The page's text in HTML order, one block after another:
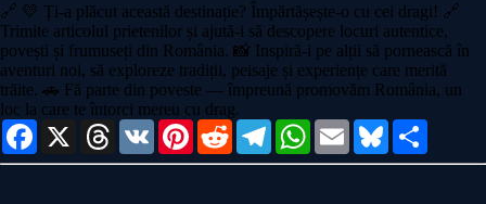
🔗 💛 Ți-a plăcut această destinație? Împărtășește-o cu cei dragi! 🔗
Trimite articolul prietenilor și ajută-i să descopere locuri autentice,
povești și frumuseți din România. 📸 Inspiră-i pe alții să pornească în
aventuri noi, să exploreze tradiții, peisaje și experiențe care merită
trăite. 🚗 Fă parte din poveste — împreună promovăm România, un
loc la care te întorci mereu cu drag.
Facebook
X ThreadsVK PinterestRedditTelegramWhatsApp
Email Bluesky